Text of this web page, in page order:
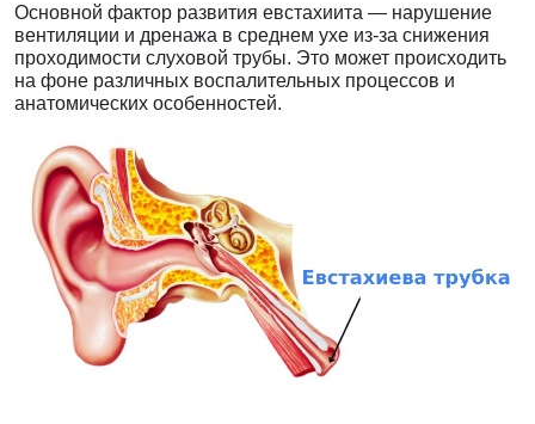
Основной фактор развития евстахиита — нарушение
вентиляции и дренажа в среднем ухе из-за снижения
проходимости слуховой трубы. Это может происходить
на фоне различных воспалительных процессов и
анатомических особенностей.